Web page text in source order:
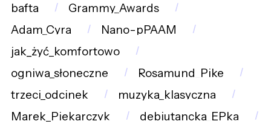
bafta
Grammy_Awards
Adam_Cyra
Nano-pPAAM
jak_żyć_komfortowo
ogniwa_słoneczne
Rosamund_Pike
trzeci_odcinek
muzyka_klasyczna
Marek_Piekarczyk
debiutancka_EPka